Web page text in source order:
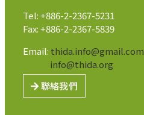
Tel: +886-2-2367-5231
Fax: +886-2-2367-5839
Email: thida.info@gmail.com
info@thida.org
聯絡我們